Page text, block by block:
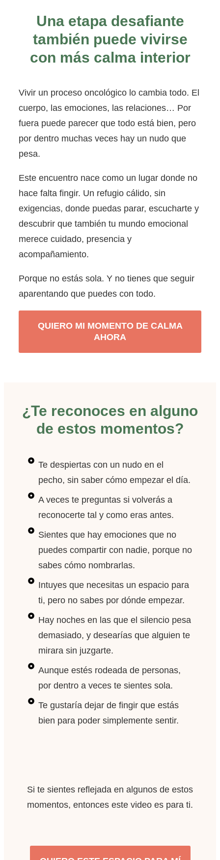
Una etapa desafiante
también puede vivirse
con más calma interior
Vivir un proceso oncológico lo cambia todo. El
cuerpo, las emociones, las relaciones… Por
fuera puede parecer que todo está bien, pero
por dentro muchas veces hay un nudo que
pesa.
Este encuentro nace como un lugar donde no
hace falta fingir. Un refugio cálido, sin
exigencias, donde puedas parar, escucharte y
descubrir que también tu mundo emocional
merece cuidado, presencia y
acompañamiento.
Porque no estás sola. Y no tienes que seguir
aparentando que puedes con todo.
QUIERO MI MOMENTO DE CALMA
AHORA
¿Te reconoces en alguno
de estos momentos?
Te despiertas con un nudo en el
pecho, sin saber cómo empezar el día.
A veces te preguntas si volverás a
reconocerte tal y como eras antes.
Sientes que hay emociones que no
puedes compartir con nadie, porque no
sabes cómo nombrarlas.
Intuyes que necesitas un espacio para
ti, pero no sabes por dónde empezar.
Hay noches en las que el silencio pesa
demasiado, y desearías que alguien te
mirara sin juzgarte.
Aunque estés rodeada de personas,
por dentro a veces te sientes sola.
Te gustaría dejar de fingir que estás
bien para poder simplemente sentir.
Si te sientes reflejada en algunos de estos
momentos, entonces este video es para ti.